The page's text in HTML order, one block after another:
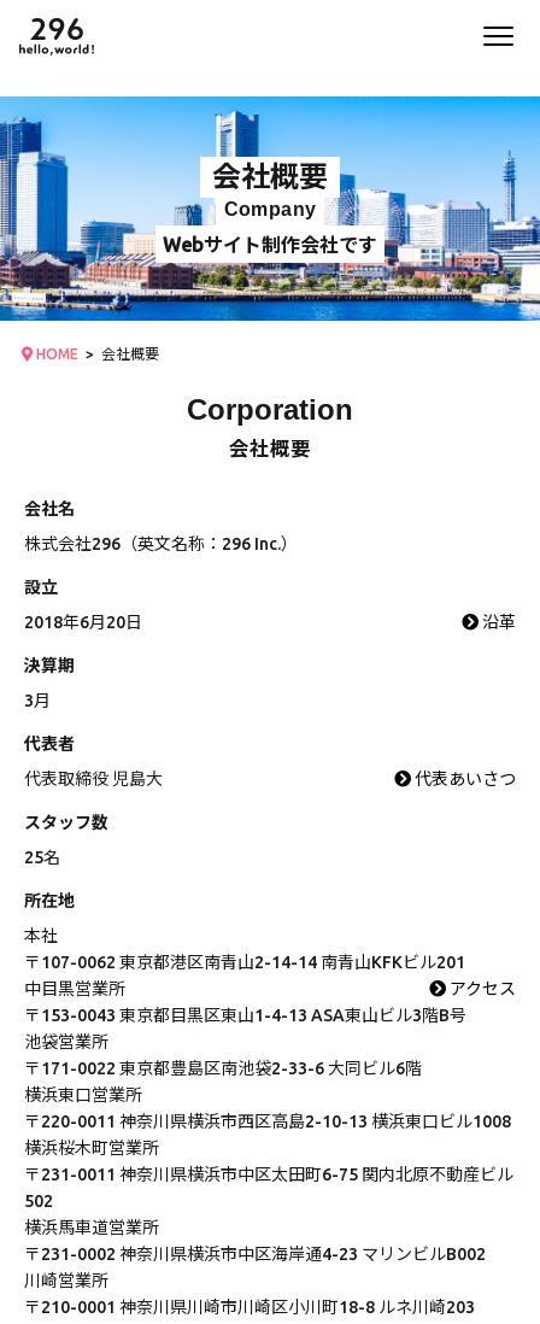
会社概要
Company
Webサイト制作会社です
HOME 会社概要
Corporation
会社概要
会社名
株式会社296（英文名称：296 Inc.）
設立
2018年6月20日
沿革
決算期
3月
代表者
代表取締役 児島大
代表あいさつ
スタッフ数
25名
所在地
本社
〒107-0062 東京都港区南青山2-14-14 南青山KFKビル201
アクセス
中目黒営業所
〒153-0043 東京都目黒区東山1-4-13 ASA東山ビル3階B号
池袋営業所
〒171-0022 東京都豊島区南池袋2-33-6 大同ビル6階
横浜東口営業所
〒220-0011 神奈川県横浜市西区高島2-10-13 横浜東口ビル1008
横浜桜木町営業所
〒231-0011 神奈川県横浜市中区太田町6-75 関内北原不動産ビル
502
横浜馬車道営業所
〒231-0002 神奈川県横浜市中区海岸通4-23 マリンビルB002
川崎営業所
〒210-0001 神奈川県川崎市川崎区小川町18-8 ルネ川崎203